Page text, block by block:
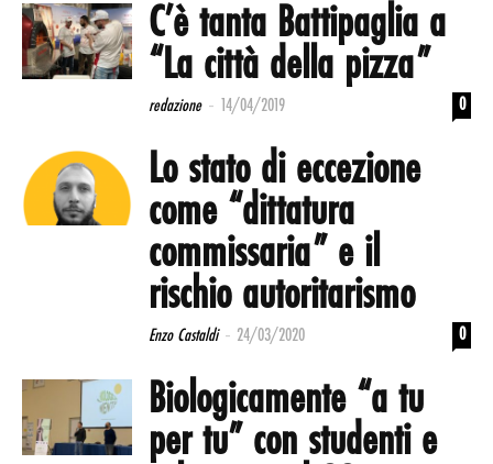
C’è tanta Battipaglia a
“La città della pizza”
redazione - 14/04/2019 0
Lo stato di eccezione
come “dittatura
commissaria” e il
rischio autoritarismo
Enzo Castaldi - 24/03/2020 0
Biologicamente “a tu
per tu” con studenti e